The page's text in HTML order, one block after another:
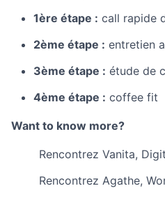
1ère étape : call rapide
2ème étape : entretien
3ème étape : étude de
4ème étape : coffee fit
Want to know more?
Rencontrez Vanita,
Rencontrez Agathe,